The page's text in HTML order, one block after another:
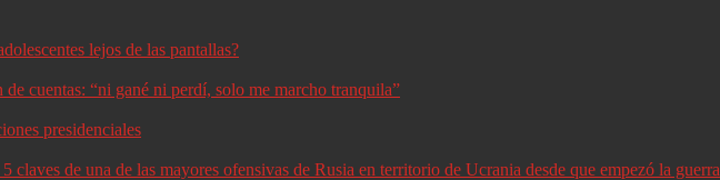
lejos de las pantallas?
cuentas: “ni gané ni perdí, solo me marcho tranquila”
presidenciales
claves de una de las mayores ofensivas de Rusia en territorio de Ucrania desde que empezó la guerra